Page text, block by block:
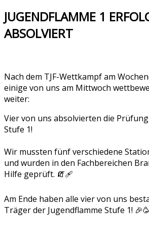
JUGENDFLAMME 1
ABSOLVIERT
Nach dem TJF-Wettkampf am
einige von uns am Mittwoch
weiter:
Vier von uns absolvierten die
Stufe 1!
Wir mussten fünf verschiedene
und wurden in den Fachbereichen
Hilfe geprüft. 🧯🩹
Am Ende haben alle vier von uns
Träger der Jugendflamme Stufe 1!